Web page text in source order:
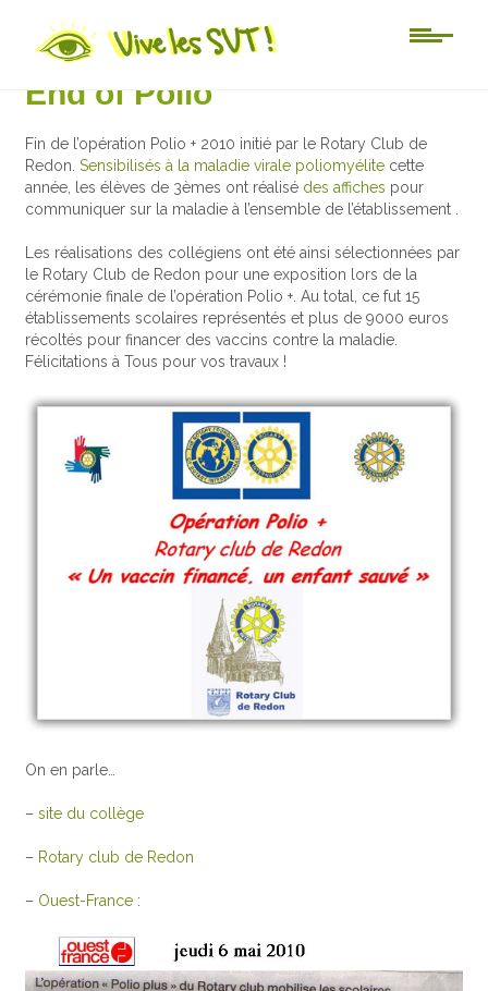
Au jour le jour
End of Polio
Fin de l’opération Polio + 2010 initié par le Rotary Club de
Redon.Sensibilisés à la maladie virale poliomyélite cette
année, les élèves de 3èmes ont réalisé des affiches pour
communiquer sur la maladie à l’ensemble de l’établissement .
Les réalisations des collégiens ont été ainsi sélectionnées par
le Rotary Club de Redon pour une exposition lors de la
cérémonie finale de l’opération Polio +. Au total, ce fut 15
établissements scolaires représentés et plus de 9000 euros
récoltés pour financer des vaccins contre la maladie.
Félicitations à Tous pour vos travaux !
On en parle…
–site du collège
– Rotary club de Redon
– Ouest-France :